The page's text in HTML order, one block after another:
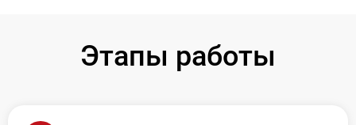
Этапы работы